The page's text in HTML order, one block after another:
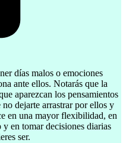
días malos o emociones
ante ellos. Notarás que la
aparezcan los pensamientos
no dejarte arrastrar por ellos y
en una mayor flexibilidad, en
en tomar decisiones diarias
ser.